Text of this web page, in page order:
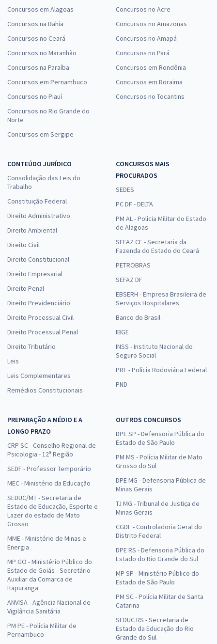
Concursos em Alagoas
Concursos na Bahia
Concursos no Ceará
Concursos no Maranhão
Concursos na Paraíba
Concursos em Pernambuco
Concursos no Piauí
Concursos no Rio Grande do
Norte
Concursos em Sergipe
Concursos no Acre
Concursos no Amazonas
Concursos no Amapá
Concursos no Pará
Concursos em Rondônia
Concursos em Roraima
Concursos no Tocantins
CONTEÚDO JURÍDICO
Consolidação das Leis do
Trabalho
Constituição Federal
Direito Administrativo
Direito Ambiental
Direito Civil
Direito Constitucional
Direito Empresarial
Direito Penal
Direito Previdenciário
Direito Processual Civil
Direito Processual Penal
Direito Tributário
Leis
Leis Complementares
Remédios Constitucionais
CONCURSOS MAIS
PROCURADOS
SEDES
PC DF - DELTA
PM AL - Polícia Militar do Estado
de Alagoas
SEFAZ CE - Secretaria da
Fazenda do Estado do Ceará
PETROBRAS
SEFAZ DF
EBSERH - Empresa Brasileira de
Serviços Hospitalares
Banco do Brasil
IBGE
INSS - Instituto Nacional do
Seguro Social
PRF - Polícia Rodoviária Federal
PND
PREPARAÇÃO A MÉDIO E A
LONGO PRAZO
CRP SC - Conselho Regional de
Psicologia - 12ª Região
SEDF - Professor Temporário
MEC - Ministério da Educação
SEDUC/MT - Secretaria de
Estado de Educação, Esporte e
Lazer do estado de Mato
Grosso
MME - Ministério de Minas e
Energia
MP GO - Ministério Público do
Estado de Goiás - Secretário
Auxiliar da Comarca de
Itapuranga
ANVISA - Agência Nacional de
Vigilância Sanitária
PM PE - Polícia Militar de
Pernambuco
OUTROS CONCURSOS
DPE SP - Defensoria Pública do
Estado de São Paulo
PM MS - Polícia Militar de Mato
Grosso do Sul
DPE MG - Defensoria Pública de
Minas Gerais
TJ MG - Tribunal de Justiça de
Minas Gerais
CGDF - Controladoria Geral do
Distrito Federal
DPE RS - Defensoria Pública do
Estado do Rio Grande do Sul
MP SP - Ministério Público do
Estado de São Paulo
PM SC - Polícia Militar de Santa
Catarina
SEDUC RS - Secretaria de
Estado da Educação do Rio
Grande do Sul